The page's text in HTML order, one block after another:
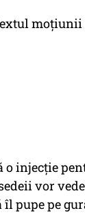
injecție
vor
pupe pe